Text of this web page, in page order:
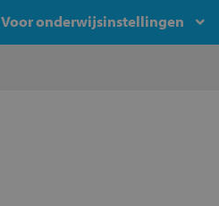
Voor onderwijsinstellingen